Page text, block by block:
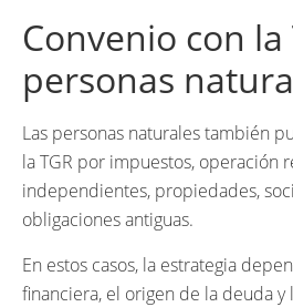
Convenio con la
personas
Las personas naturales también
la TGR por impuestos, operación
independientes, propiedades,
obligaciones antiguas.
En estos casos, la estrategia
financiera, el origen de la deuda